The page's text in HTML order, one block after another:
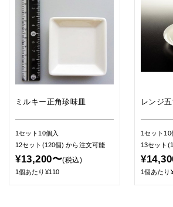
ミルキー正角珍味皿
1セット10個入
12セット(120個)から注文可能
¥13,200〜(税込)
1個あたり¥110
レンジ
1セット10
13セット
1個あたり